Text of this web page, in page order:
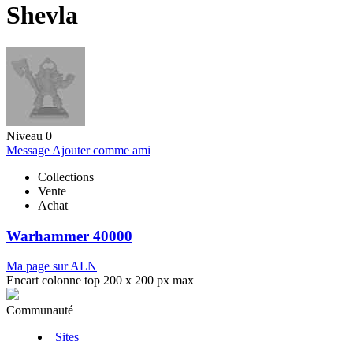
Shevla
Niveau 0
Message Ajouter comme ami
Collections
Vente
Achat
Warhammer 40000
Ma page sur ALN
Encart colonne top 200 x 200 px max
Communauté
Sites